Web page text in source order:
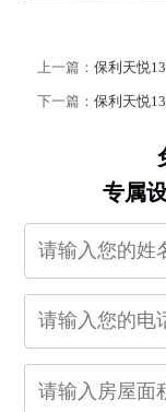
上一篇： 保利天悦
下一篇： 保利天悦
专属